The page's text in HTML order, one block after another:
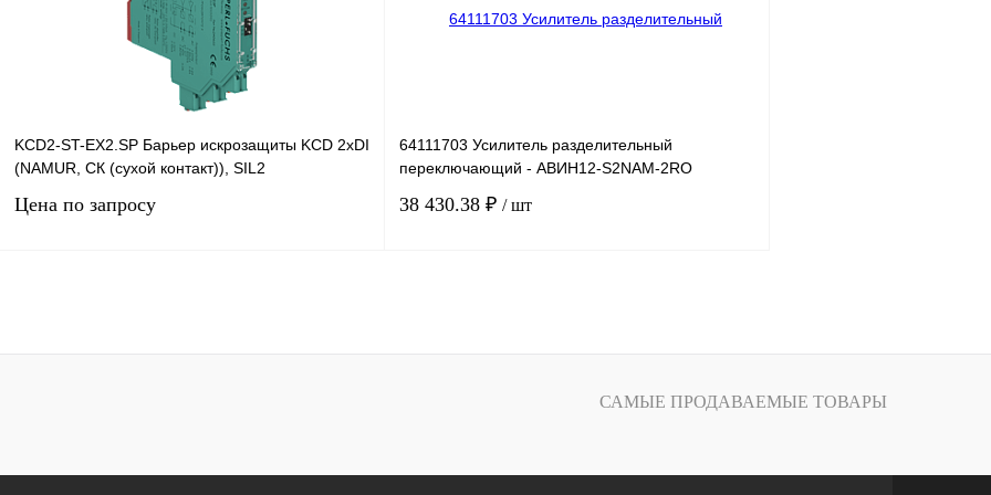
наличии
KCD2-ST-EX2.SP Барьер искрозащиты KCD 2хDI
(NAMUR, СК (сухой контакт)), SIL2
Цена по запросу
Купить в 1 клик Сравнение
64111703 Усилитель разделительный
переключающий - АВИН12-S2NAM-2RO
38 430.38 ₽ / шт
Купить в 1 клик Сравнение
САМЫЕ ПРОДАВАЕМЫЕ ТОВАРЫ